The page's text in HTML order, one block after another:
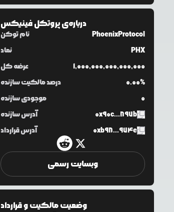
درباره‌یپروتکل فینیکس
نام توکن
PhoenixProtocol
نماد
PHX
عرضه کل
1,000,000,000,000,000
درصد مالکیت سازنده
0.00%
موجودی سازنده
0
آدرس سازنده
0x90c...897b
آدرس قرارداد
0xb98...974e
وبسایت رسمی
وضعیت مالکیت و قرارداد